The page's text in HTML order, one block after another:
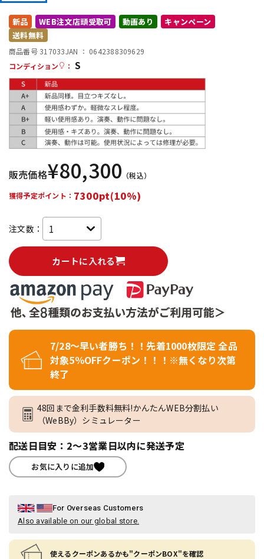
中古 ヴィンテージ
新品 WEB注文店頭受取可 動画あり
キャンペーン
送料無料
商品番号 317033JAN ： 0642388309629
コンディション
： S
販売価格¥80,300 （税込）
獲得予定ポイント： 7300pt(10%)
注文数：
カートに入れる
7/28～早い者勝ち！！先着1000枚限定 全品
対象5％OFFクーポン！！！※無くなり次第
終了
48回まで金利手数料無料!かんたんWEB分割払い
（WeBBy）シミュレーター
配送日目安：2～3営業日以内に発送予定
お気に入りに追加
For Overseas Customers
Also available on our global store.
使えるクーポンあるかも"クーポンBOX"を確認